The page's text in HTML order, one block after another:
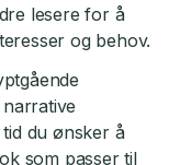
lesere for å
og behov.
du ønsker å
som passer til